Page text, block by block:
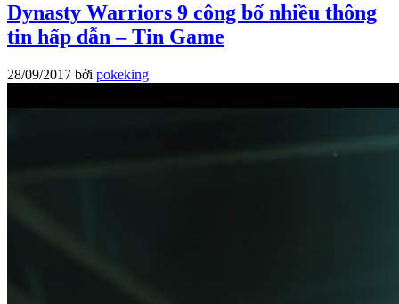
Dynasty Warriors 9 công bố nhiều thông
tin hấp dẫn – Tin Game
28/09/2017 bởi pokeking